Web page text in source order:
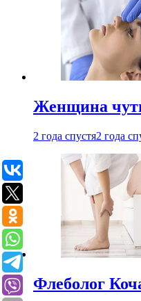
Женщина
2 года спустя2 года
Флеболог